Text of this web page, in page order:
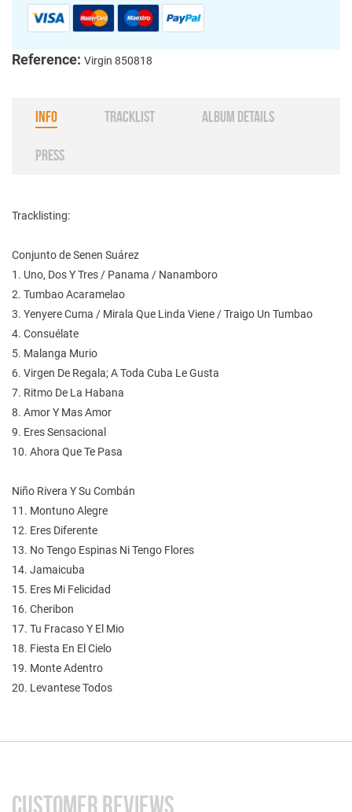
Reference: Virgin 850818
INFO TRACKLIST ALBUM DETAILS
PRESS
Tracklisting:
Conjunto de Senen Suárez
1. Uno, Dos Y Tres / Panama / Nanamboro
2. Tumbao Acaramelao
3. Yenyere Cuma / Mirala Que Linda Viene / Traigo Un Tumbao
4. Consuélate
5. Malanga Murio
6. Virgen De Regala; A Toda Cuba Le Gusta
7. Ritmo De La Habana
8. Amor Y Mas Amor
9. Eres Sensacional
10. Ahora Que Te Pasa
Niño Rivera Y Su Combán
11. Montuno Alegre
12. Eres Diferente
13. No Tengo Espinas Ni Tengo Flores
14. Jamaicuba
15. Eres Mi Felicidad
16. Cheribon
17. Tu Fracaso Y El Mio
18. Fiesta En El Cielo
19. Monte Adentro
20. Levantese Todos
CUSTOMER REVIEWS